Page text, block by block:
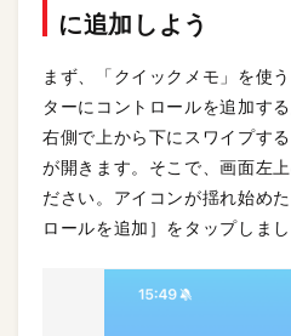
に追加しよう
まず、「クイックメモ」を使
ターにコントロールを追加す
右側で上から下にスワイプす
が開きます。そこで、画面左
ださい。アイコンが揺れ始め
ロールを追加］をタップしまし